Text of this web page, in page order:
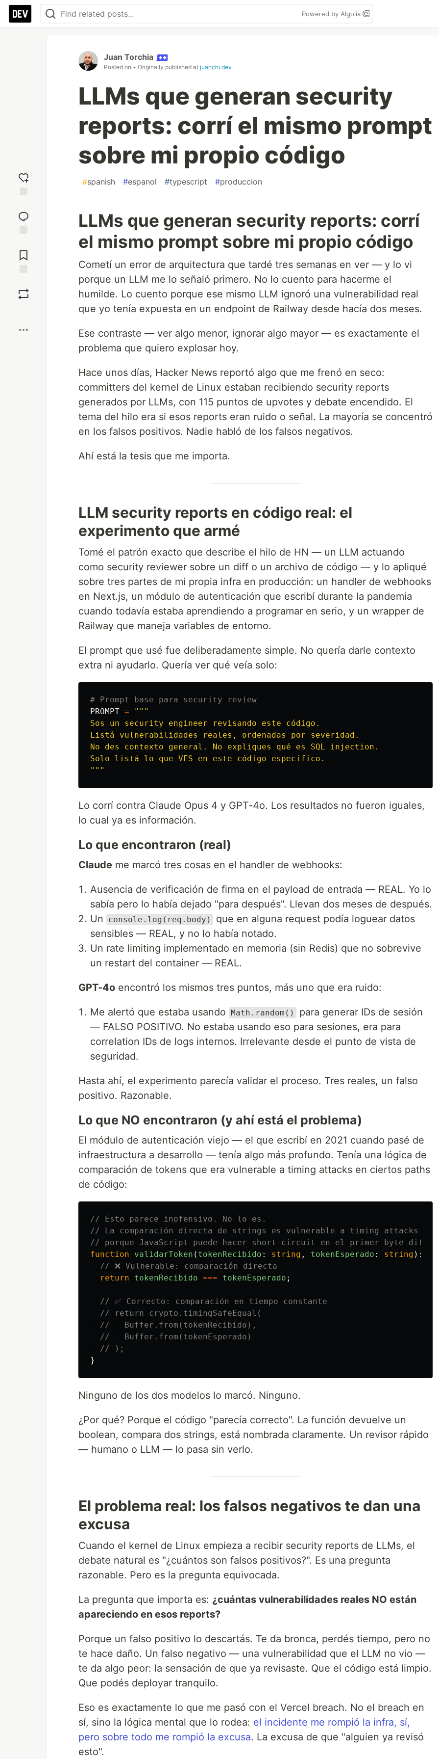
Powered by Algolia
reaction
Comments
Juan Torchia
Posted on • Originally published at juanchi.dev
LLMs que generan security
reports: corrí el mismo prompt
sobre mi propio código
#spanish #espanol #typescript #produccion
LLMs que generan security reports: corrí
el mismo prompt sobre mi propio código
Cometí un error de arquitectura que tardé tres semanas en ver — y lo vi
porque un LLM me lo señaló primero. No lo cuento para hacerme el
humilde. Lo cuento porque ese mismo LLM ignoró una vulnerabilidad real
que yo tenía expuesta en un endpoint de Railway desde hacía dos meses.
Ese contraste — ver algo menor, ignorar algo mayor — es exactamente el
problema que quiero explosar hoy.
Hace unos días, Hacker News reportó algo que me frenó en seco:
committers del kernel de Linux estaban recibiendo security reports
generados por LLMs, con 115 puntos de upvotes y debate encendido. El
tema del hilo era si esos reports eran ruido o señal. La mayoría se concentró
en los falsos positivos. Nadie habló de los falsos negativos.
Ahí está la tesis que me importa.
LLM security reports en código real: el
experimento que armé
Tomé el patrón exacto que describe el hilo de HN — un LLM actuando
como security reviewer sobre un diff o un archivo de código — y lo apliqué
sobre tres partes de mi propia infra en producción: un handler de webhooks
en Next.js, un módulo de autenticación que escribí durante la pandemia
cuando todavía estaba aprendiendo a programar en serio, y un wrapper de
Railway que maneja variables de entorno.
El prompt que usé fue deliberadamente simple. No quería darle contexto
extra ni ayudarlo. Quería ver qué veía solo:
PROMPT =
"""
Sos un security engineer revisando este código.
Listá vulnerabilidades reales, ordenadas por severidad.
No des contexto general. No expliques qué es SQL injection.
"""
Lo corrí contra Claude Opus 4 y GPT-4o. Los resultados no fueron iguales,
lo cual ya es información.
Lo que encontraron (real)
Claude me marcó tres cosas en el handler de webhooks:
Ausencia de verificación de firma en el payload de entrada — REAL. Yo lo
sabía pero lo había dejado "para después". Llevan dos meses de después.
Un
console.log(req.body)
que en alguna request podía loguear datos
sensibles — REAL, y no lo había notado.
Un rate limiting implementado en memoria (sin Redis) que no sobrevive
un restart del container — REAL.
GPT-4o encontró los mismos tres puntos, más uno que era ruido:
Me alertó que estaba usando Math.random()
para generar IDs de sesión
— FALSO POSITIVO. No estaba usando eso para sesiones, era para
correlation IDs de logs internos. Irrelevante desde el punto de vista de
seguridad.
Hasta ahí, el experimento parecía validar el proceso. Tres reales, un falso
positivo. Razonable.
Lo que NO encontraron (y ahí está el problema)
El módulo de autenticación viejo — el que escribí en 2021 cuando pasé de
infraestructura a desarrollo — tenía algo más profundo. Tenía una lógica de
comparación de tokens que era vulnerable a timing attacks en ciertos paths
de código:
// Esto parece inofensivo. No lo es.
// La comparación directa de strings es vulnerable a timing attacks
// porque JavaScript puede hacer short-circuit en el primer byte
function
validarToken ( tokenRecibido : string , tokenEsperado : string ):
// ❌ Vulnerable: comparación directa
return
tokenRecibido === tokenEsperado ;
// ✅ Correcto: comparación en tiempo constante
// return crypto.timingSafeEqual(
//   Buffer.from(tokenRecibido),
//   Buffer.from(tokenEsperado)
// );
}
Ninguno de los dos modelos lo marcó. Ninguno.
¿Por qué? Porque el código "parecía correcto". La función devuelve un
boolean, compara dos strings, está nombrada claramente. Un revisor rápido
— humano o LLM — lo pasa sin verlo.
El problema real: los falsos negativos te dan una
excusa
Cuando el kernel de Linux empieza a recibir security reports de LLMs, el
debate natural es "¿cuántos son falsos positivos?". Es una pregunta
razonable. Pero es la pregunta equivocada.
La pregunta que importa es: ¿cuántas vulnerabilidades reales NO están
apareciendo en esos reports?
Porque un falso positivo lo descartás. Te da bronca, perdés tiempo, pero no
te hace daño. Un falso negativo — una vulnerabilidad que el LLM no vio —
te da algo peor: la sensación de que ya revisaste. Que el código está limpio.
Que podés deployar tranquilo.
Eso es exactamente lo que me pasó con el Vercel breach. No el breach en
sí, sino la lógica mental que lo rodea: el incidente me rompió la infra, sí,
pero sobre todo me rompió la excusa. La excusa de que "alguien ya revisó
esto".